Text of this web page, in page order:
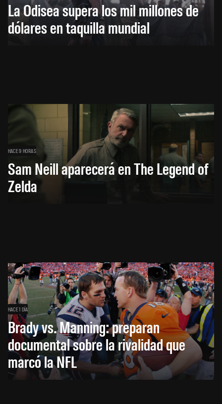
La Odisea supera los mil millones de
dólares en taquilla mundial
HACE 9 HORAS
Sam Neill aparecerá en The Legend of
Zelda
HACE 1 DÍA
Brady vs. Manning: preparan
documental sobre la rivalidad que
marcó la NFL